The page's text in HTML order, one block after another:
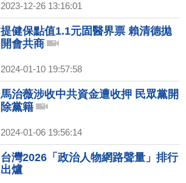
2023-12-26 13:16:01
提健保點值1.1元固醫界票 賴清德拋
開會共商
2024-01-10 19:57:58
馬治薇涉收中共資金遭收押 民眾黨開
除黨籍
2024-01-06 19:56:14
台灣2026「政治人物網路聲量」排行
出爐